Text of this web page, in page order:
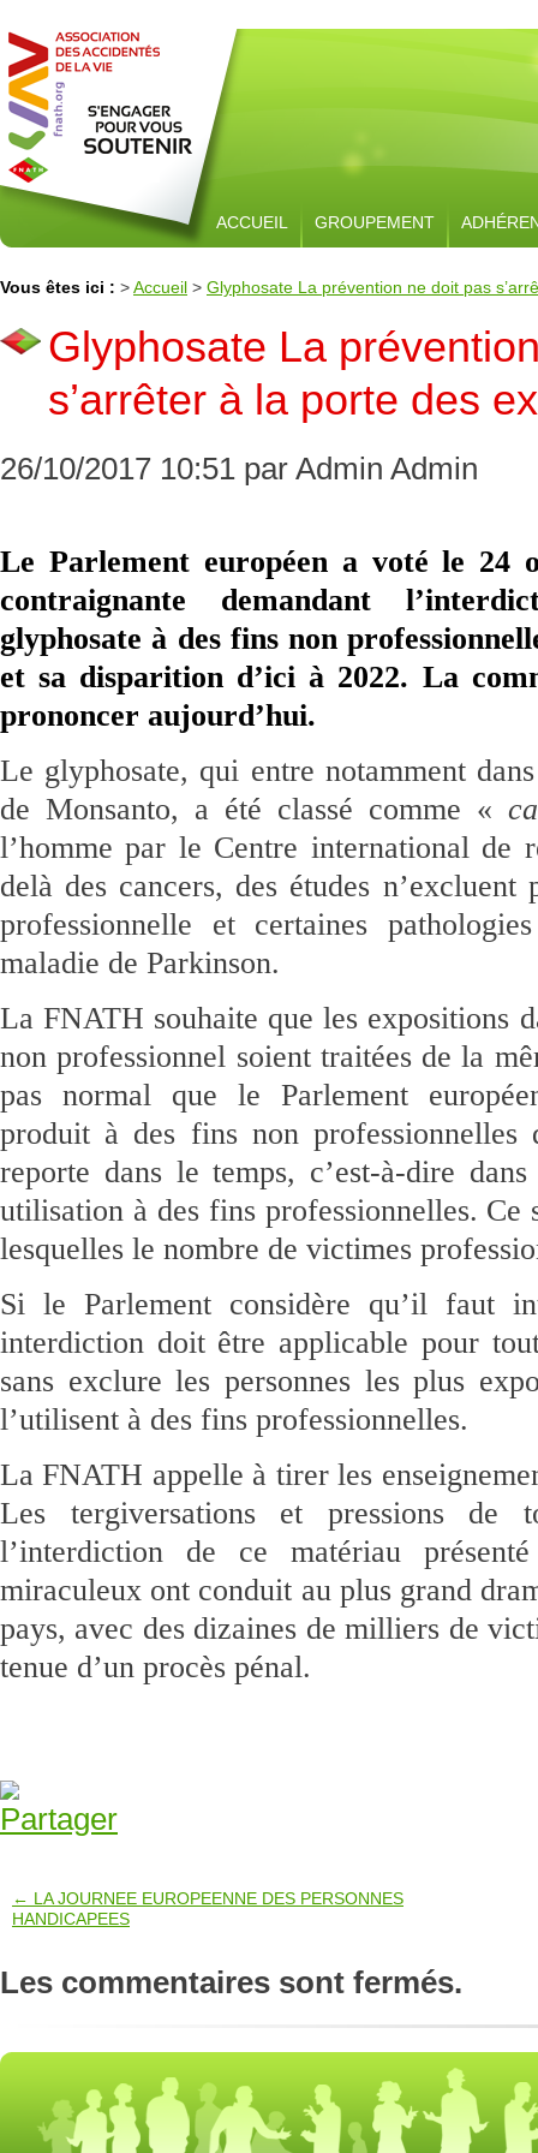
ACCUEIL GROUPEMENT
Vous êtes ici : >Accueil > Glyphosate La prévention ne doit pas
Glyphosate La
s’arrêter à la porte des
26/10/2017 10:51 par Admin Admin
Le Parlement européen a voté le 24
contraignante demandant
glyphosate à des fins non
et sa disparition d’ici à 2022. La
prononcer aujourd’hui.
Le glyphosate, qui entre notamment
de Monsanto, a été classé comme «
l’homme par le Centre international de
delà des cancers, des études
professionnelle et certaines
maladie de Parkinson.
La FNATH souhaite que les expositions
non professionnel soient traitées de la
pas normal que le Parlement
produit à des fins non professionnelles
reporte dans le temps, c’est-à-dire
utilisation à des fins professionnelles. Ce
lesquelles le nombre de victimes
Si le Parlement considère qu’il faut
interdiction doit être applicable pour
sans exclure les personnes les plus
l’utilisent à des fins professionnelles.
La FNATH appelle à tirer les
Les tergiversations et pressions de
l’interdiction de ce matériau
miraculeux ont conduit au plus grand
pays, avec des dizaines de milliers de
tenue d’un procès pénal.
← LA JOURNEE EUROPEENNE DES PERSONNES
HANDICAPEES
Les commentaires sont fermés.